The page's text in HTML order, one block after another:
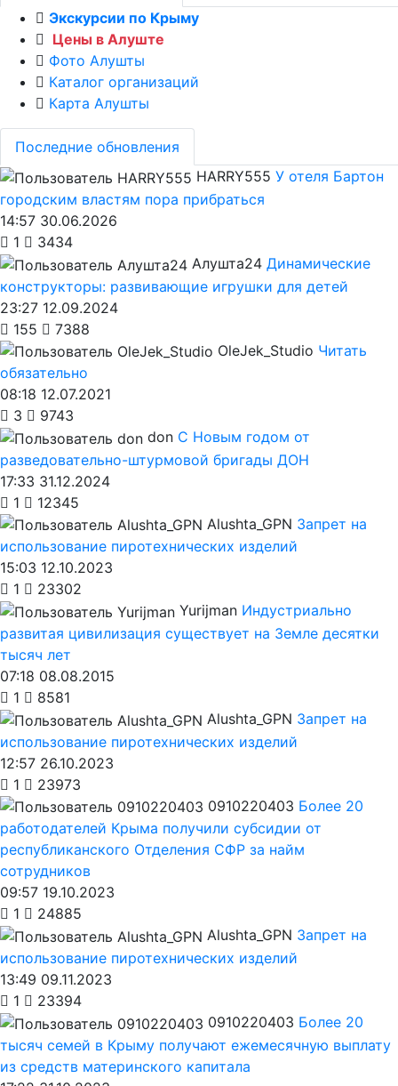
Экскурсии по Крыму
Цены в Алуште
Фото Алушты
Каталог организаций
Карта Алушты
Последние обновления
HARRY555 У отеля Бартон
городским властям пора прибраться
14:57 30.06.2026
1
3434
Алушта24 Динамические
конструкторы: развивающие игрушки для детей
23:27 12.09.2024
155
7388
OleJek_Studio Читать
обязательно
08:18 12.07.2021
3
9743
don С Новым годом от
разведовательно-штурмовой бригады ДОН
17:33 31.12.2024
1
12345
Alushta_GPN Запрет на
использование пиротехнических изделий
15:03 12.10.2023
1
23302
Yurijman Индустриально
развитая цивилизация существует на Земле десятки
тысяч лет
07:18 08.08.2015
1
8581
Alushta_GPN Запрет на
использование пиротехнических изделий
12:57 26.10.2023
1
23973
0910220403 Более 20
работодателей Крыма получили субсидии от
республиканского Отделения СФР за найм
сотрудников
09:57 19.10.2023
1
24885
Alushta_GPN Запрет на
использование пиротехнических изделий
13:49 09.11.2023
1
23394
0910220403 Более 20
тысяч семей в Крыму получают ежемесячную выплату
из средств материнского капитала